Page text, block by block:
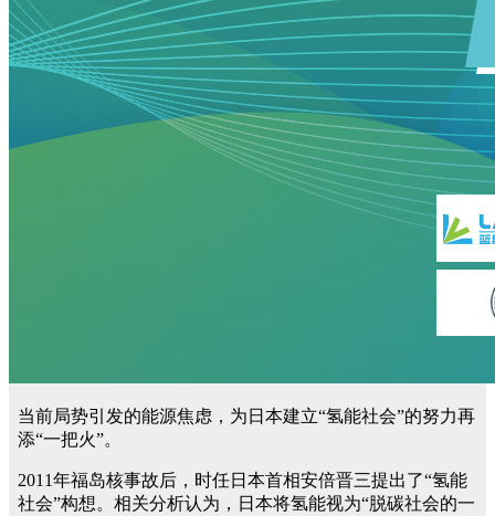
当前局势引发的能源焦虑，为日本建立“氢能社会”的努力再
添“一把火”。
2011年福岛核事故后，时任日本首相安倍晋三提出了“氢能
社会”构想。相关分析认为，日本将氢能视为“脱碳社会的一